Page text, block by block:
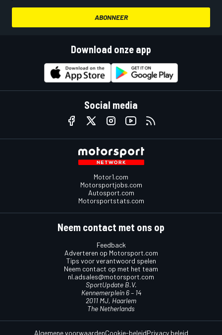
ABONNEER
Download onze app
Social media
Motor1.com
Motorsportjobs.com
Autosport.com
Motorsportstats.com
Neem contact met ons op
Feedback
Adverteren op Motorsport.com
Tips voor verantwoord spelen
Neem contact op met het team
nl.adsales@motorsport.com
SportUpdate B.V.
Kennemerplein 6 – 14
2011 MJ, Haarlem
The Netherlands
Algemene voorwaardenCookie-beleidPrivacy beleid